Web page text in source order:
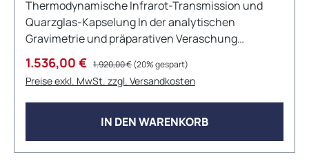
Thermodynamische Infrarot-Transmission und
Quarzglas-Kapselung In der analytischen
Gravimetrie und präparativen Veraschung
erfordert die thermische Zersetzung organischer
und anorganischer Matrizes extrem steile
Aufheizraten und lückenlose
Temperaturhomogenität. Der Nabertherm LE 1/11
operiert als thermodynamischer
Hochtemperaturofen mit einer maximalen
Arbeitstemperatur von 1100 °C im 1-Liter-Maßstab.
Verkaufspreis:
1.536,00 € Regulärer Preis:
1.920,00 €(20% gespart)
Preise exkl. MwSt. zzgl. Versandkosten
IN DEN WARENKORB